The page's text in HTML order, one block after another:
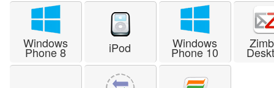
Windows
Phone 8 iPod Windows
Phone 10